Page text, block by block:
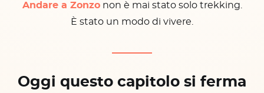
Andare a Zonzonon è mai stato solo trekking.
È stato un modo di vivere.
Oggi questo capitolo si ferma